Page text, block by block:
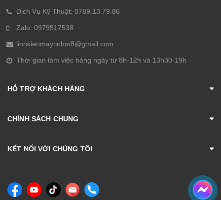
Dịch Vụ Kỹ Thuật: 0789.13.79.86
Zalo: 0979517538
linhkienmaytinhm8@gmail.com
Thời gian làm việc hàng ngày từ 8h-12h và 13h30-19h
HỖ TRỢ KHÁCH HÀNG
CHÍNH SÁCH CHUNG
KẾT NỐI VỚI CHÚNG TÔI